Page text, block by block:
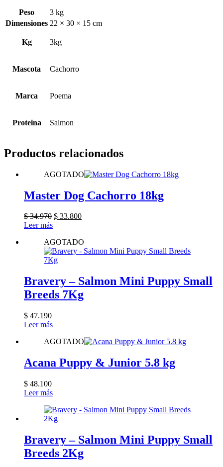
Peso
3 kg
Dimensiones 22 × 30 × 15 cm
Kg 3kg
Mascota Cachorro
Marca Poema
Proteina Salmon
Productos relacionados
AGOTADO
Master Dog Cachorro 18kg
$34.970 El
era:
$ 34.970.
$ 33.800El
es:
$ 33.800.
Leer más
AGOTADO
Bravery – Salmon Mini Puppy Small
Breeds 7Kg
$ 47.190
Leer más
AGOTADO
Acana Puppy & Junior 5.8 kg
$ 48.100
Leer más
Bravery – Salmon Mini Puppy Small
Breeds 2Kg